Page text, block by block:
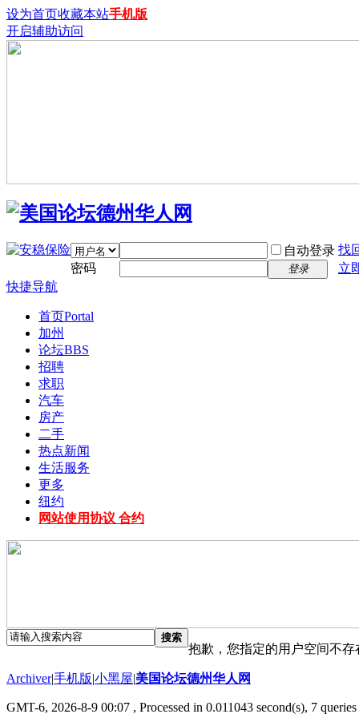
设为首页收藏本站手机版
开启辅助访问
自动登录 找
密码
登录
立
快捷导航
首页Portal
加州
论坛BBS
招聘
求职
汽车
房产
二手
热点新闻
生活服务
更多
纽约
网站使用协议 合约
搜索
抱歉，您指定的用户空间不存
Archiver|手机版|小黑屋|美国论坛德州华人网
GMT-6, 2026-8-9 00:07 , Processed in 0.011043 second(s), 7 queries